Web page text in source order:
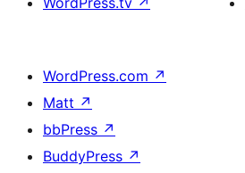
WordPress.com ↗
Matt ↗
bbPress ↗
BuddyPress ↗